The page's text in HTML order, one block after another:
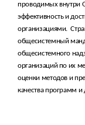
проводимых внутри
эффективность и
организациями.
общесистемный
общесистемного
организаций по их
оценки методов и
качества программ и